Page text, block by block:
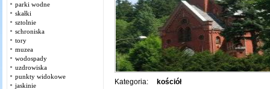
parki wodne
skałki
sztolnie
schroniska
tory
muzea
wodospady
uzdrowiska
punkty widokowe
jaskinie
Kategoria: kościół